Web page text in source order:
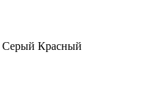
Серый Красный